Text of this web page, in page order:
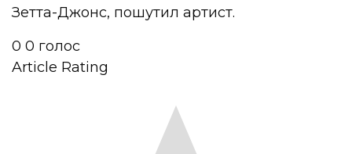
Зетта-Джонс, пошутил артист.
0 0 голос
Article Rating